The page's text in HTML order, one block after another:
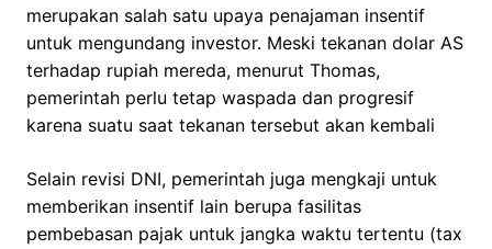
merupakan salah satu upaya penajaman insentif
untuk mengundang investor. Meski tekanan dolar AS
terhadap rupiah mereda, menurut Thomas,
pemerintah perlu tetap waspada dan progresif
karena suatu saat tekanan tersebut akan kembali
Selain revisi DNI, pemerintah juga mengkaji untuk
memberikan insentif lain berupa fasilitas
pembebasan pajak untuk jangka waktu tertentu (tax